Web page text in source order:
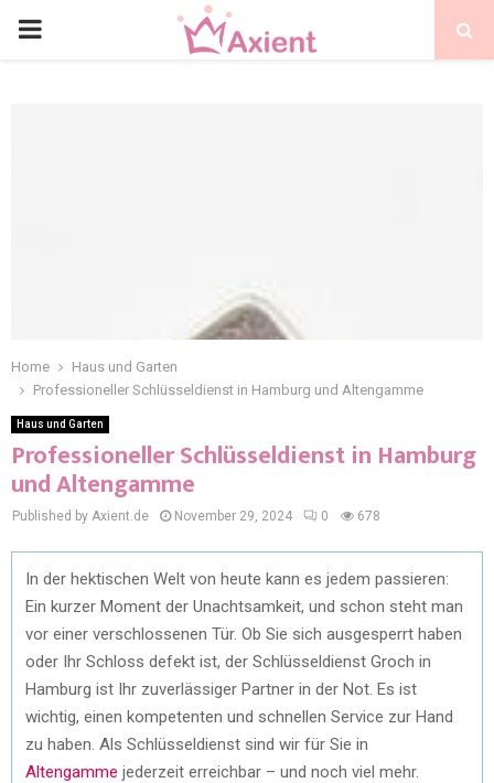
Home
Haus und Garten
Professioneller Schlüsseldienst in Hamburg und Altengamme
Haus und Garten
Professioneller Schlüsseldienst in Hamburg
und Altengamme
Published by Axient.de November 29, 2024 0 678
In der hektischen Welt von heute kann es jedem passieren:
Ein kurzer Moment der Unachtsamkeit, und schon steht man
vor einer verschlossenen Tür. Ob Sie sich ausgesperrt haben
oder Ihr Schloss defekt ist, der Schlüsseldienst Groch in
Hamburg ist Ihr zuverlässiger Partner in der Not. Es ist
wichtig, einen kompetenten und schnellen Service zur Hand
zu haben. Als Schlüsseldienst sind wir für Sie in
Altengamme jederzeit erreichbar – und noch viel mehr.